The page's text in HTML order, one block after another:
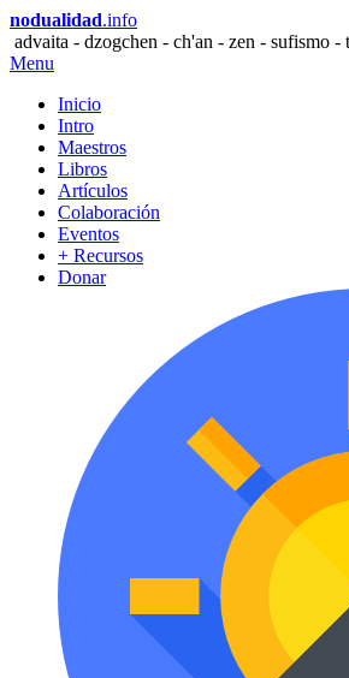
nodualidad.info
advaita - dzogchen - ch'an - zen - sufismo -
Menu
Inicio
Intro
Maestros
Libros
Artículos
Colaboración
Eventos
+ Recursos
Donar